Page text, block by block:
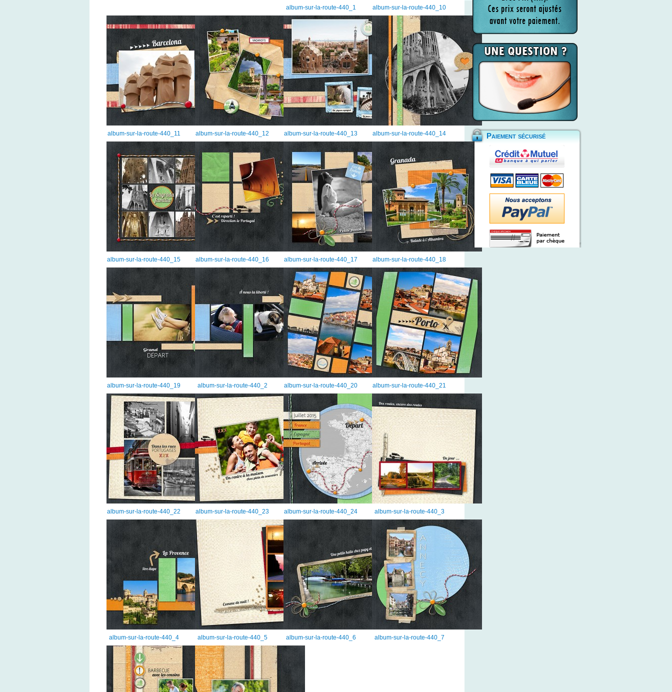
album-sur-la-route-440_1 album-sur-la-route-440_10
album-sur-la-route-440_11 album-sur-la-route-440_12 album-sur-la-route-440_13 album-sur-la-route-440_14
album-sur-la-route-440_15 album-sur-la-route-440_16 album-sur-la-route-440_17 album-sur-la-route-440_18
album-sur-la-route-440_19 album-sur-la-route-440_2 album-sur-la-route-440_20 album-sur-la-route-440_21
album-sur-la-route-440_22 album-sur-la-route-440_23 album-sur-la-route-440_24 album-sur-la-route-440_3
album-sur-la-route-440_4 album-sur-la-route-440_5 album-sur-la-route-440_6 album-sur-la-route-440_7
Paiement sécurisé